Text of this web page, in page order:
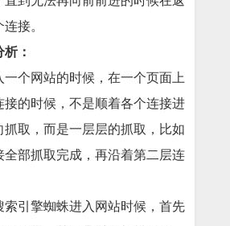
接。
：
一个网站的时候，在一个页面上
接的时候，不是顺着各个连接进
抓取，而是一层层的抓取，比如
全部抓取完成，再沿着第二层连
索引擎蜘蛛进入网站时候，首先